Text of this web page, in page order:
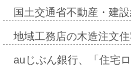
国土交通省不動産・建
地域工務店の木造注文
auじぶん銀行、「住宅